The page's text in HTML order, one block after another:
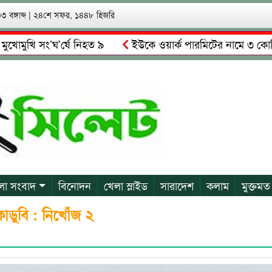
বঙ্গাব্দ | ২৪শে সফর, ১৪৪৮ হিজরি
সং’ঘ’র্ষে নিহত ৯
ইউকে ওয়ার্ক পারমিটের নামে ৩ কোটি
গ্রেপ্তারের দাবি স্থানীয়দের
গোয়াইনঘাটে আলিম উদ্দিনের
সংবাদ বিনোদন খেলা স্লাইড সারাদেশ কলাম মুক্তমত
: নিখোঁজ ২